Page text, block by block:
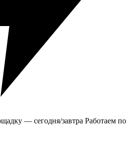
— сегодня/завтра Работаем по